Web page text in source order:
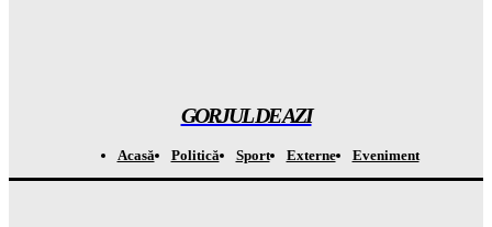
GORJUL DE AZI
Acasă Politică Sport Externe Eveniment